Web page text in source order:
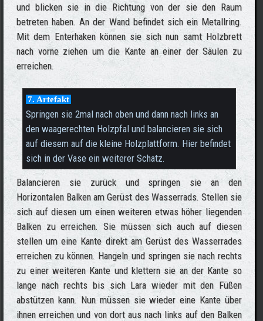
und blicken sie in die Richtung von der sie den Raum
betreten haben. An der Wand befindet sich ein Metallring.
Mit dem Enterhaken können sie sich nun samt Holzbrett
nach vorne ziehen um die Kante an einer der Säulen zu
erreichen.
7. Artefakt
Springen sie 2mal nach oben und dann nach links an
den waagerechten Holzpfal und balancieren sie sich
auf diesem auf die kleine Holzplattform. Hier befindet
sich in der Vase ein weiterer Schatz.
Balancieren sie zurück und springen sie an den
Horizontalen Balken am Gerüst des Wasserrads. Stellen sie
sich auf diesen um einen weiteren etwas höher liegenden
Balken zu erreichen. Sie müssen sich auch auf diesen
stellen um eine Kante direkt am Gerüst des Wasserrades
erreichen zu können. Hangeln und springen sie nach rechts
zu einer weiteren Kante und klettern sie an der Kante so
lange nach rechts bis sich Lara wieder mit den Füßen
abstützen kann. Nun müssen sie wieder eine Kante über
ihnen erreichen und von dort aus nach links auf den Balken